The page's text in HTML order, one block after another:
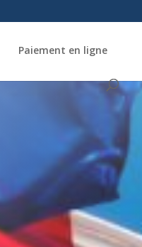
Paiement en ligne